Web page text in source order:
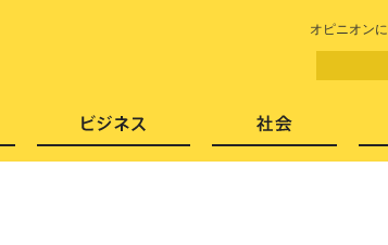
オピニオン
芸能・エンタメ スキャンダル